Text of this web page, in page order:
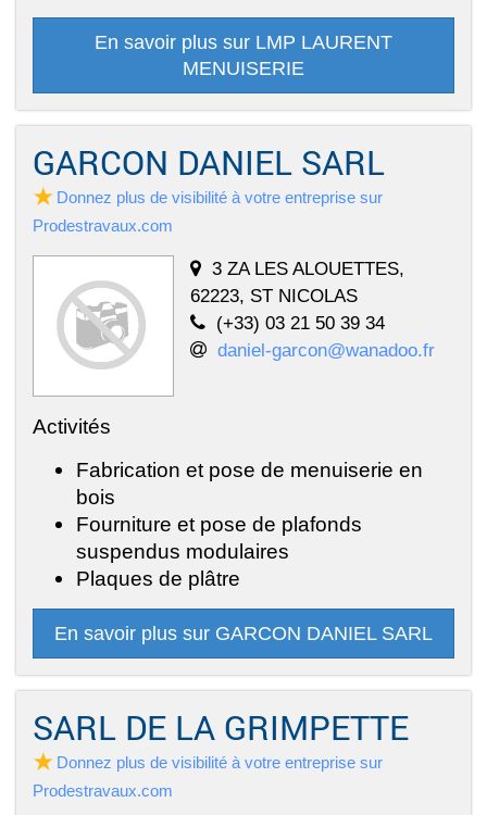
En savoir plus sur LMP LAURENT
MENUISERIE
GARCON DANIEL SARL
Donnez plus de visibilité à votre entreprise sur
Prodestravaux.com
3 ZA LES ALOUETTES,
62223, ST NICOLAS
(+33) 03 21 50 39 34
daniel-garcon@wanadoo.fr
Activités
Fabrication et pose de menuiserie en
bois
Fourniture et pose de plafonds
suspendus modulaires
Plaques de plâtre
En savoir plus sur GARCON DANIEL SARL
SARL DE LA GRIMPETTE
Donnez plus de visibilité à votre entreprise sur
Prodestravaux.com